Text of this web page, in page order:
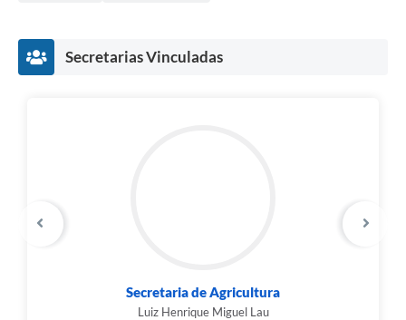
Secretarias Vinculadas
Secretaria de Agricultura
Luiz Henrique Miguel Lau